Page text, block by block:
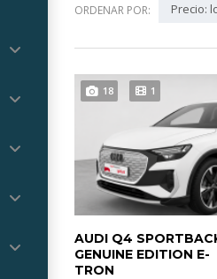
ORDENAR POR: Precio:
18 1
AUDI Q4
GENUINE EDITION E-
TRON